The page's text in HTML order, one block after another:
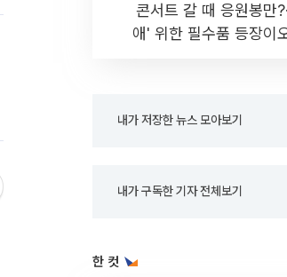
콘서트 갈 때 응원봉만
애' 위한 필수품 등장이
내가 저장한 뉴스 모아보기
내가 구독한 기자 전체보기
한 컷